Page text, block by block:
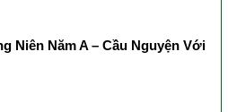
Niên Năm A – Cầu Nguyện Với